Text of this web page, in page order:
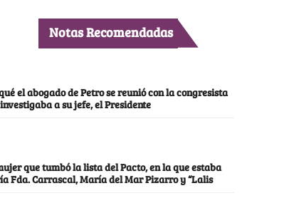
Notas Recomendadas
el abogado de Petro se reunió con la congresista
a su jefe, el Presidente
que tumbó la lista del Pacto, en la que estaba
Fda. Carrascal, María del Mar Pizarro y “Lalis